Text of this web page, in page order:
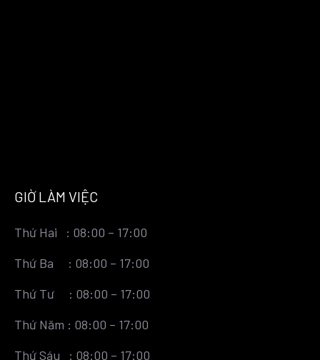
GIỜ LÀM VIỆC
Thứ Hai : 08:00 – 17:00
Thứ Ba : 08:00 – 17:00
Thứ Tư : 08:00 – 17:00
Thứ Năm : 08:00 – 17:00
Thứ Sáu : 08:00 – 17:00